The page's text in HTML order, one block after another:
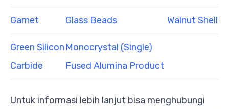
Garnet Glass Beads Walnut Shell
Green Silicon
Carbide
Monocrystal (Single)
Fused Alumina Product
Untuk informasi lebih lanjut bisa menghubungi